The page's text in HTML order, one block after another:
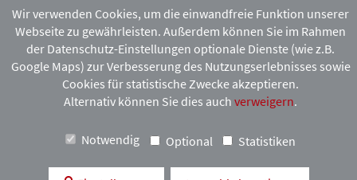
HAMBURGISCHEN ANWALTVEREINS.
Mitgliedschaft:
Wir verwenden Cookies, um die einwandfreie Funktion unserer
Webseite zu gewährleisten. Außerdem können Sie im Rahmen
der Datenschutz-Einstellungen optionale Dienste (wie z.B.
Google Maps) zur Verbesserung des Nutzungserlebnisses sowie
Cookies für statistische Zwecke akzeptieren.
Alternativ können Sie dies auch verweigern.
Notwendig Optional Statistiken